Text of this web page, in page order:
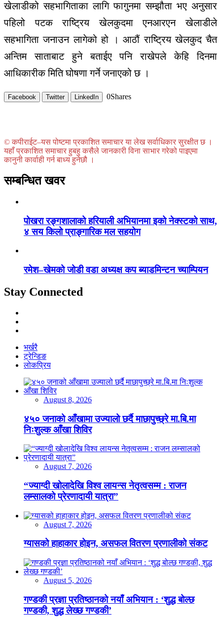
खेलाडीको सहभागिताका लागि फागुनमा सम्झौता भए अनुसार
पहिलो पटक राष्ट्रिय खेलकुदमा एनआरएन खेलाडीले
सहभागिता जनाउन लागेको हो । आठौं राष्ट्रिय खेलकुद चैत
अन्तिम साताबाट हुने बताईए पनि राखेपले केहि दिनमा
आधिकारीक मिति घोषणा गर्ने जनाएको छ ।
Facebook Twitter LinkedIn 0Shares
© कपीराईट–यस पोष्टमा प्रकाशित समाचार या लेख सर्वाधिकार सुरक्षीत छ ।
यहाँ प्रकाशित समाचार हुबहु कसैले जानकारी विना साभार गरेको पाइएमा
कानुनी कार्वाही गर्न बाध्य हुनेछौ ।
सम्बन्धित खवर
पोखरा रङ्गशालाको हरियाली अभियानमा इको नेक्स्टको साथ,
४ सय किलो प्राङ्गारिक मल सहयोग
रमेश–खेमको जोडी वडा अध्यक्ष कप ब्याडमिन्टन च्याम्पियन
Stay Connected
भर्खरै
ट्रेन्डिङ
लोकप्रिय
August 8, 2026
४५० जनाको आँखामा उज्यालो छर्दै माछापुच्छ्रे मा.बि.मा
निःशुल्क आँखा शिविर
August 7, 2026
“ज्याग्दी खोलादेखि विश्व लायन्स नेतृत्वसम्म : राजन
लम्सालको प्रेरणादायी यात्रा”
August 7, 2026
ग्यासको हाहाकार होइन, असफल वितरण प्रणालीको संकट
August 5, 2026
गण्डकी प्रज्ञा प्रतिष्ठानको नयाँ अभियान : ‘शुद्ध बोल्छ
गण्डकी, शुद्ध लेख्छ गण्डकी’